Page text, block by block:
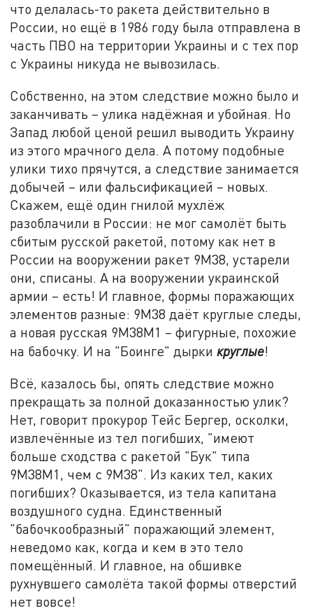
что делалась-то ракета действительно в
России, но ещё в 1986 году была отправлена в
часть ПВО на территории Украины и с тех пор
с Украины никуда не вывозилась.
Собственно, на этом следствие можно было и
заканчивать – улика надёжная и убойная. Но
Запад любой ценой решил выводить Украину
из этого мрачного дела. А потому подобные
улики тихо прячутся, а следствие занимается
добычей – или фальсификацией – новых.
Скажем, ещё один гнилой мухлёж
разоблачили в России: не мог самолёт быть
сбитым русской ракетой, потому как нет в
России на вооружении ракет 9М38, устарели
они, списаны. А на вооружении украинской
армии – есть! И главное, формы поражающих
элементов разные: 9М38 даёт круглые следы,
а новая русская 9М38М1 – фигурные, похожие
на бабочку. И на "Боинге" дырки круглые!
Всё, казалось бы, опять следствие можно
прекращать за полной доказанностью улик?
Нет, говорит прокурор Тейс Бергер, осколки,
извлечённые из тел погибших, "имеют
больше сходства с ракетой "Бук" типа
9М38М1, чем с 9М38". Из каких тел, каких
погибших? Оказывается, из тела капитана
воздушного судна. Единственный
"бабочкообразный" поражающий элемент,
неведомо как, когда и кем в это тело
помещённый. И главное, на обшивке
рухнувшего самолёта такой формы отверстий
нет вовсе!